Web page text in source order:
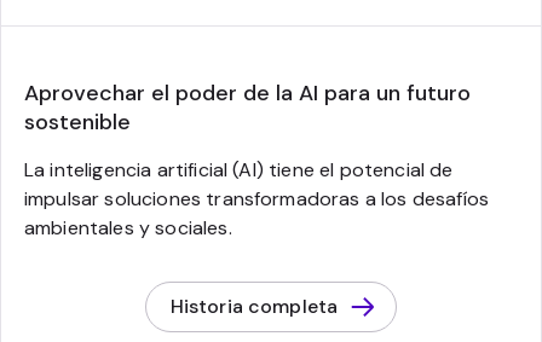
Aprovechar el poder de la AI para un futuro
sostenible
La inteligencia artificial (AI) tiene el potencial de
impulsar soluciones transformadoras a los desafíos
ambientales y sociales.
Historia completa